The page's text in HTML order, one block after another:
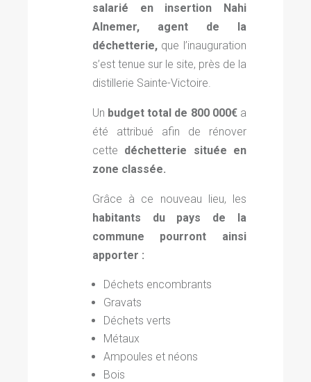
salarié en insertion Nahi
Alnemer, agent de la
déchetterie,que l’inauguration
s’est tenue sur le site, près de la
distillerie Sainte-Victoire.
Un budget total de 800 000€a
été attribué afin de rénover
cette déchetterie située en
zone classée.
Grâce à ce nouveau lieu, les
habitants du pays de la
commune pourront ainsi
apporter :
Déchets encombrants
Gravats
Déchets verts
Métaux
Ampoules et néons
Bois